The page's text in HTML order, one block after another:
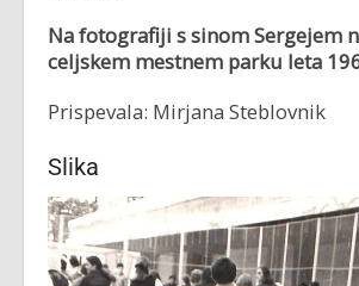
Na fotografiji s sinom Sergejem
celjskem mestnem parku leta
Prispevala: Mirjana Steblovnik
Slika